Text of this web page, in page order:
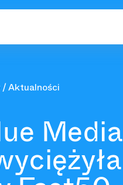
Aktualności
Media